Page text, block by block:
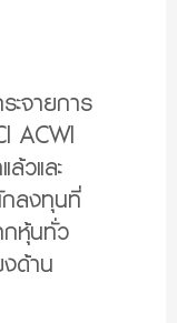
ะจายการ
ACWI
วและ
กลงทุนที่
กหุ้นทั่ว
ด้าน